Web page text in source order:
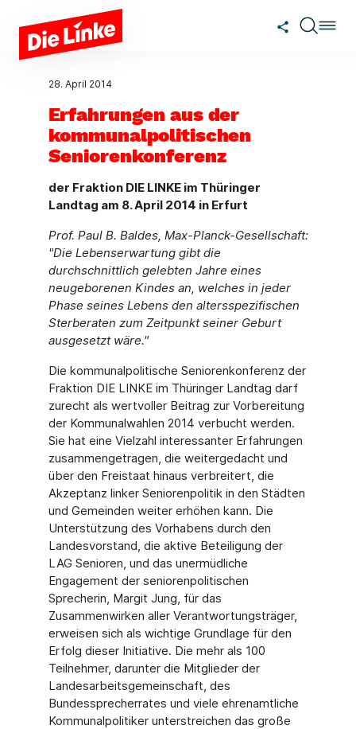
Zum Hauptinhalt springen
28. April 2014
Erfahrungen aus der
kommunalpolitischen
Seniorenkonferenz
der Fraktion DIE LINKE im Thüringer
Landtag am 8. April 2014 in Erfurt
Prof. Paul B. Baldes, Max-Planck-Gesellschaft:
"Die Lebenserwartung gibt die
durchschnittlich gelebten Jahre eines
neugeborenen Kindes an, welches in jeder
Phase seines Lebens den altersspezifischen
Sterberaten zum Zeitpunkt seiner Geburt
ausgesetzt wäre."
Die kommunalpolitische Seniorenkonferenz der
Fraktion DIE LINKE im Thüringer Landtag darf
zurecht als wertvoller Beitrag zur Vorbereitung
der Kommunalwahlen 2014 verbucht werden.
Sie hat eine Vielzahl interessanter Erfahrungen
zusammengetragen, die weitergedacht und
über den Freistaat hinaus verbreitert, die
Akzeptanz linker Seniorenpolitik in den Städten
und Gemeinden weiter erhöhen kann. Die
Unterstützung des Vorhabens durch den
Landesvorstand, die aktive Beteiligung der
LAG Senioren, und das unermüdliche
Engagement der seniorenpolitischen
Sprecherin, Margit Jung, für das
Zusammenwirken aller Verantwortungsträger,
erweisen sich als wichtige Grundlage für den
Erfolg dieser Initiative. Die mehr als 100
Teilnehmer, darunter die Mitglieder der
Landesarbeitsgemeinschaft, des
Bundessprecherrates und viele ehrenamtliche
Kommunalpolitiker unterstreichen das große